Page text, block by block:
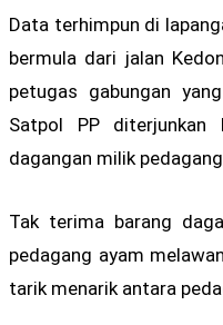
Data terhimpun di
bermula dari jalan
petugas gabungan
Satpol PP diterjunkan
dagangan milik
Tak terima barang
pedagang ayam
tarik menarik antara